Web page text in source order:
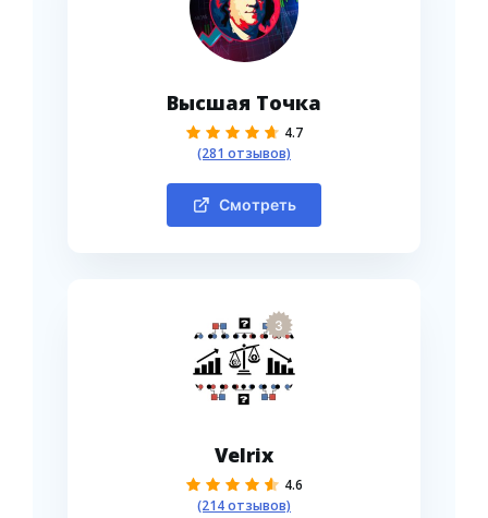
Высшая Точка
4.7
(281 отзывов)
Смотреть
3
Velrix
4.6
(214 отзывов)